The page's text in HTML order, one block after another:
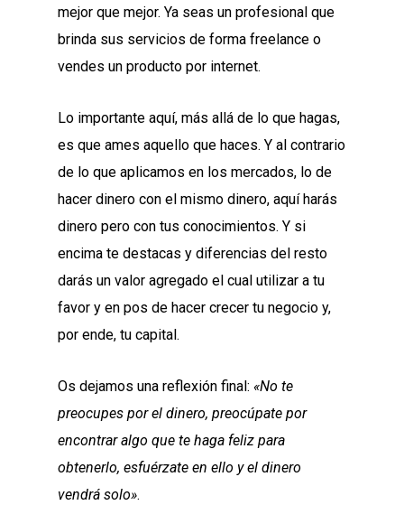
mejor que mejor. Ya seas un profesional que
brinda sus servicios de forma freelance o
vendes un producto por internet.
Lo importante aquí, más allá de lo que hagas,
es que ames aquello que haces. Y al contrario
de lo que aplicamos en los mercados, lo de
hacer dinero con el mismo dinero, aquí harás
dinero pero con tus conocimientos. Y si
encima te destacas y diferencias del resto
darás un valor agregado el cual utilizar a tu
favor y en pos de hacer crecer tu negocio y,
por ende, tu capital.
Os dejamos una reflexión final: «No te
preocupes por el dinero, preocúpate por
encontrar algo que te haga feliz para
obtenerlo, esfuérzate en ello y el dinero
vendrá solo».